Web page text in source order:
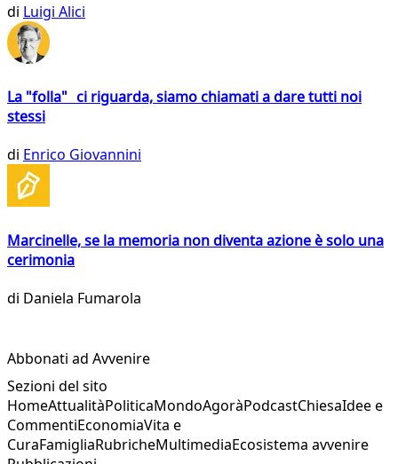
di Luigi Alici
La "folla" ci riguarda, siamo chiamati a dare tutti noi
stessi
di Enrico Giovannini
Marcinelle, se la memoria non diventa azione è solo una
cerimonia
di Daniela Fumarola
Abbonati ad Avvenire
Sezioni del sito
HomeAttualitàPoliticaMondoAgoràPodcastChiesaIdee e
CommentiEconomiaVita e
CuraFamigliaRubricheMultimediaEcosistema avvenire